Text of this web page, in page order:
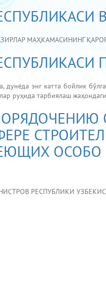
МАҲКАМАСИНИНГ
дунёда энг катта бойлик
руҳида тарбиялаш
ОСОБО
РЕСПУБЛИКИ